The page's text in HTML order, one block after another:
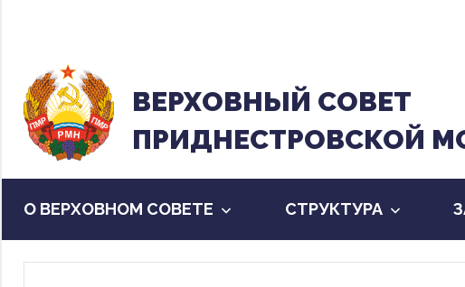
содержанию
ВЕРХОВНЫЙ CОВЕТ
ПРИДНЕСТРОВСКОЙ
О ВЕРХОВНОМ СОВЕТЕ CТРУКТУРА